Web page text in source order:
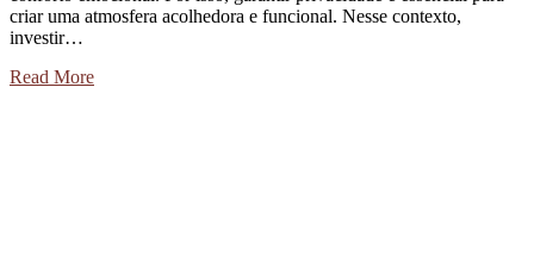
criar uma atmosfera acolhedora e funcional. Nesse contexto,
investir…
Read More